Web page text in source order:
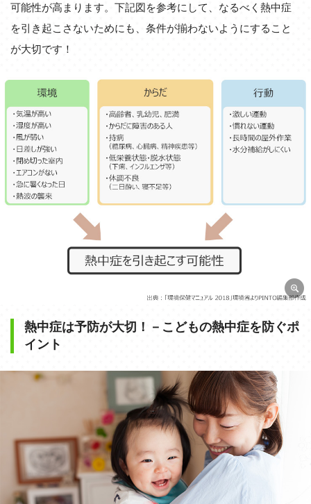
可能性が高まります。下記図を参考にして、なるべく熱中症
を引き起こさないためにも、条件が揃わないようにすること
が大切です！
熱中症は予防が大切！－こどもの熱中症を防ぐポ
イント